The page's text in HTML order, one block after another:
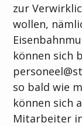
zur
wollen,
können sich
so bald wie
können sich
Mitarbeiter